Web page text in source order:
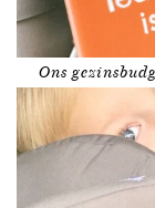
Ons